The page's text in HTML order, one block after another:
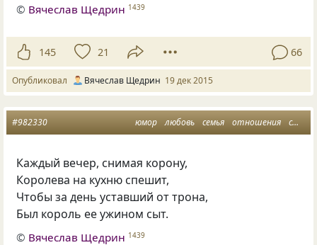
© Вячеслав Щедрин 1439
145 21 66
Опубликовал Вячеслав Щедрин 19 дек 2015
юмор любовь семья отношения стихи
#982330
Каждый вечер, снимая корону,
Королева на кухню спешит,
Чтобы за день уставший от трона,
Был король ее ужином сыт.
© Вячеслав Щедрин 1439